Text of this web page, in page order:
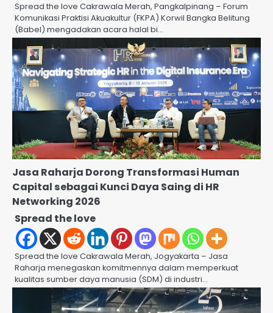
Spread the love Cakrawala Merah, Pangkalpinang – Forum
Komunikasi Praktisi Akuakultur (FKPA) Korwil Bangka Belitung
(Babel) mengadakan acara halal bi…
Jasa Raharja Dorong Transformasi Human
Capital sebagai Kunci Daya Saing di HR
Networking 2026
Spread the love
Spread the love Cakrawala Merah, Jogyakarta – Jasa
Raharja menegaskan komitmennya dalam memperkuat
kualitas sumber daya manusia (SDM) di industri…